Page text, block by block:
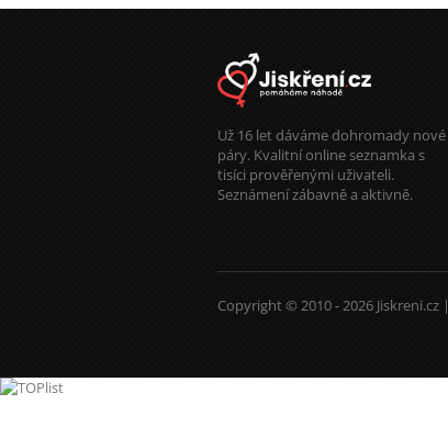
Už 16 let dáváme dohromady nové
páry. Kvalitní online seznamka s
tisíci prověřenými uživateli.
Seznámení zábavně a aktivně.
Copyright © 2010 - 2026 Jiskreni.cz |